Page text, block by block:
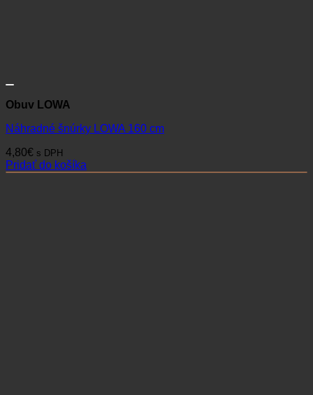
Obuv LOWA
Náhradné šnúrky LOWA 160 cm
4,80€ s DPH
Pridať do košíka